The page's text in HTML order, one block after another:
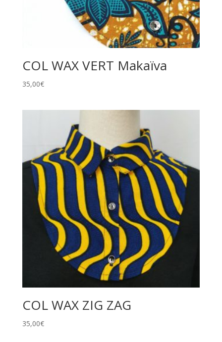
COL WAX VERT Makaïva
35,00€
COL WAX ZIG ZAG
35,00€